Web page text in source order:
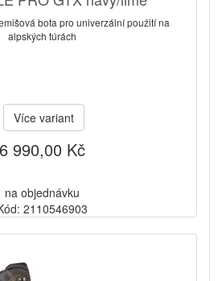
bota pro univerzální použití na
alpských túrách
Více variant
6 990,00 Kč
na objednávku
2110546903